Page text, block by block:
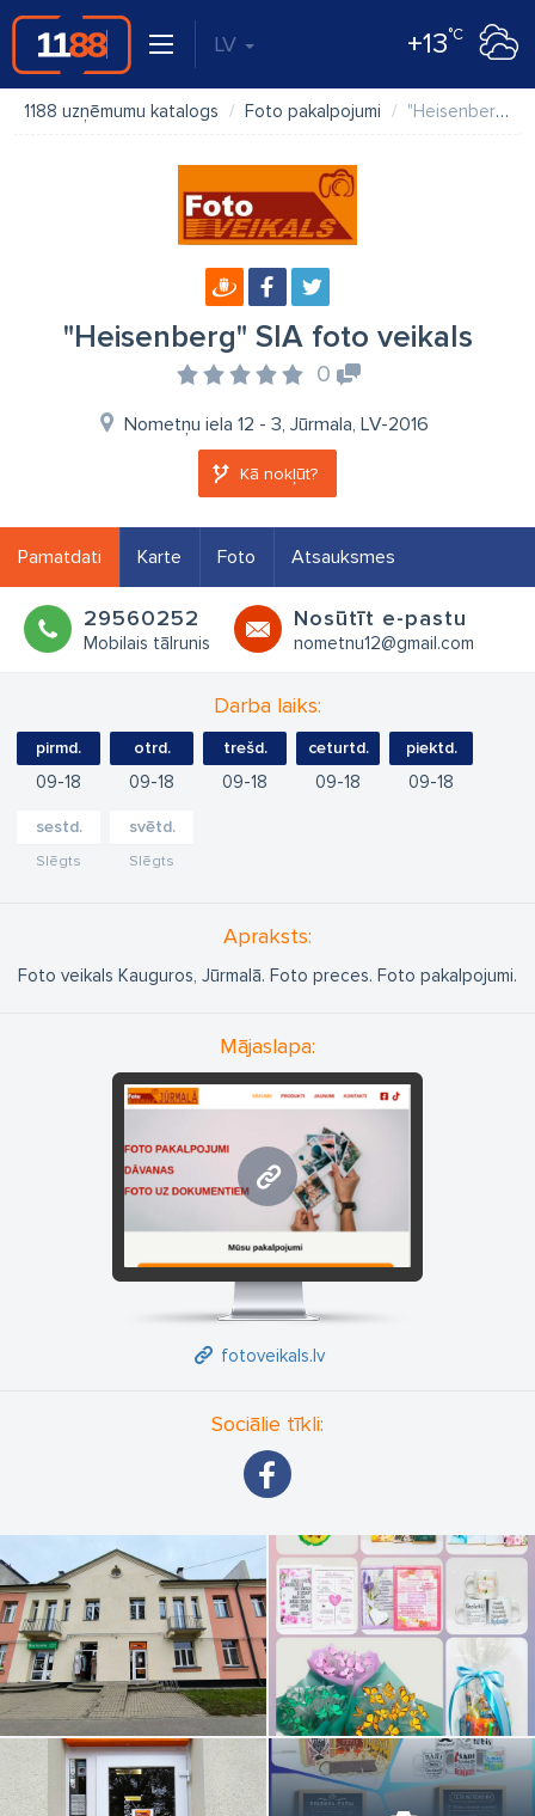
LV +13°C
1188 uzņēmumu katalogs Foto pakalpojumi "Heisenberg" SIA foto veikals
"Heisenberg" SIA foto veikals
0
Nometņu iela 12 - 3, Jūrmala, LV-2016
Kā nokļūt?
Pamatdati Karte Foto Atsauksmes
29560252
Mobilais tālrunis
Nosūtīt e-pastu
nometnu12@gmail.com
Darba laiks:
pirmd.
09 18
otrd.
09 18
trešd.
09 18
ceturtd.
09 18
piektd.
09 18
sestd.
Slēgts
svētd.
Slēgts
Apraksts:
Foto veikals Kauguros, Jūrmalā. Foto preces. Foto pakalpojumi.
Mājaslapa:
fotoveikals.lv
fotoveikals.lv
Sociālie tīkli: